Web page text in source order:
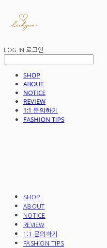
LOG IN 로그인
SHOP
ABOUT
NOTICE
REVIEW
1:1 문의하기
FASHION TIPS
SHOP
ABOUT
NOTICE
REVIEW
1:1 문의하기
FASHION TIPS